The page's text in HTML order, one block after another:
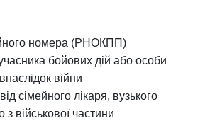
номера (РНОКПП)
бойових дій або особи
війни
сімейного лікаря, вузького
з військової частини